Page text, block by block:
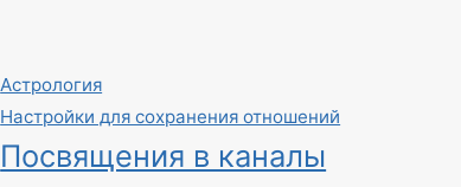
Астрология
Настройки для сохранения отношений
Посвящения в каналы